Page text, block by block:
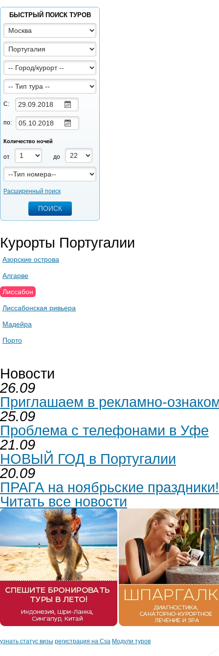
БЫСТРЫЙ ПОИСК ТУРОВ
С:
по:
Количество ночей
от до
Расширенный поиск
Курорты Португалии
Азорские острова
Алгарве
Лиссабон
Лиссабонская ривьера
Мадейра
Порто
Новости
26.09
Приглашаем в рекламно-
25.09
Проблема с телефонами в Уфе
21.09
НОВЫЙ ГОД в Португалии
20.09
ПРАГА на ноябрьские праздники!
Читать все новости
узнать статус визы регистрация на Csa Модули туров